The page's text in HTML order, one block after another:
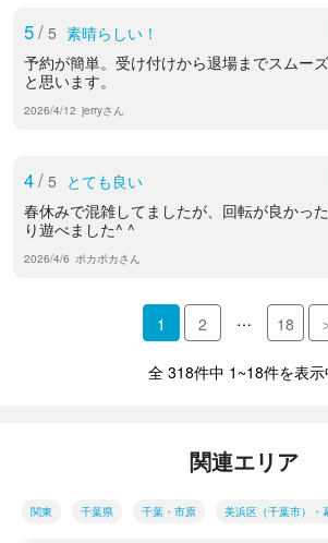
5/ 5 素晴らしい！
予約が簡単。受け付けから退場までスムー
と思います。
2026/4/12 jerryさん
4/ 5 とても良い
春休みで混雑してましたが、回転が良かっ
り遊べました^ ^
2026/4/6 ポカポカさん
1 2 … 18
全 318件中 1~18件を表示
関連エリア
関東 千葉県 千葉・市原 美浜区（千葉市）・